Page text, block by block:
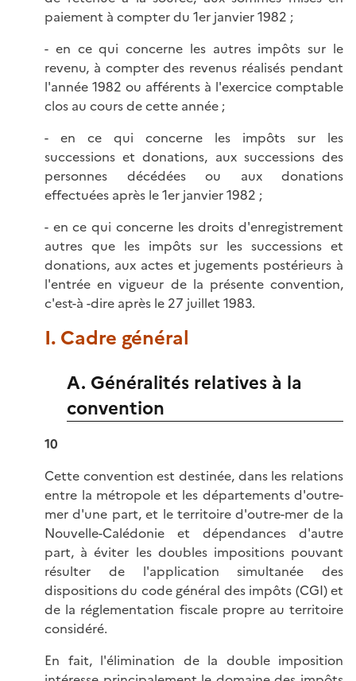
paiement à compter du 1er janvier 1982 ;
- en ce qui concerne les autres impôts sur le
revenu, à compter des revenus réalisés pendant
l'année 1982 ou afférents à l'exercice comptable
clos au cours de cette année ;
- en ce qui concerne les impôts sur les
successions et donations, aux successions des
personnes décédées ou aux donations
effectuées après le 1er janvier 1982 ;
- en ce qui concerne les droits d'enregistrement
autres que les impôts sur les successions et
donations, aux actes et jugements postérieurs à
l'entrée en vigueur de la présente convention,
c'est-à -dire après le 27 juillet 1983.
I. Cadre général
A. Généralités relatives à la
convention
10
Cette convention est destinée, dans les relations
entre la métropole et les départements d'outre-
mer d'une part, et le territoire d'outre-mer de la
Nouvelle-Calédonie et dépendances d'autre
part, à éviter les doubles impositions pouvant
résulter de l'application simultanée des
dispositions du code général des impôts (CGI) et
de la réglementation fiscale propre au territoire
considéré.
En fait, l'élimination de la double imposition